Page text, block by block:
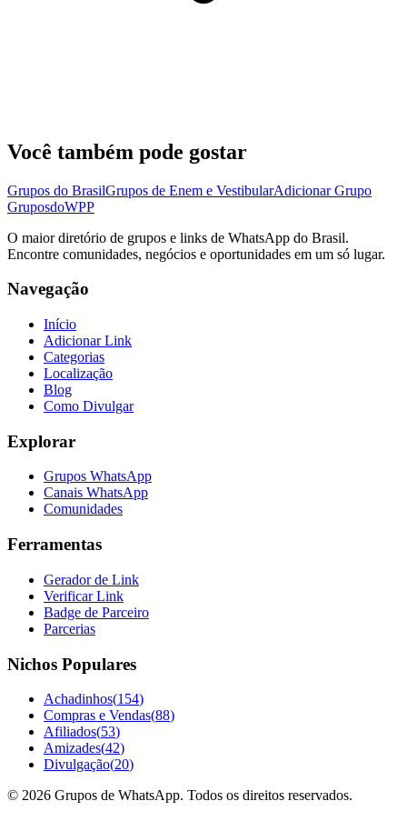
Você também pode gostar
Grupos do BrasilGrupos de Enem e VestibularAdicionar Grupo
GruposdoWPP
O maior diretório de grupos e links de WhatsApp do Brasil.
Encontre comunidades, negócios e oportunidades em um só lugar.
Navegação
Início
Adicionar Link
Categorias
Localização
Blog
Como Divulgar
Explorar
Grupos WhatsApp
Canais WhatsApp
Comunidades
Ferramentas
Gerador de Link
Verificar Link
Badge de Parceiro
Parcerias
Nichos Populares
Achadinhos(154)
Compras e Vendas(88)
Afiliados(53)
Amizades(42)
Divulgação(20)
© 2026 Grupos de WhatsApp. Todos os direitos reservados.